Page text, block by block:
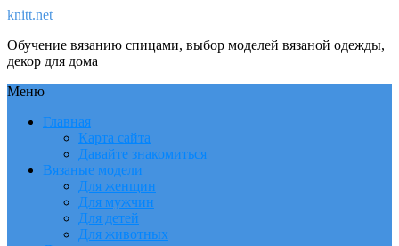
knitt.net
Обучение вязанию спицами, выбор моделей вязаной одежды,
декор для дома
Меню
Главная
Карта сайта
Давайте знакомиться
Вязаные модели
Для женщин
Для мужчин
Для детей
Для животных